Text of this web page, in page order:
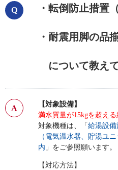
・転倒防止措置
・耐震用脚の品
について教えて
【対象設備】
満水質量が15kgを超え
対象機種は、「 給湯設
（電気温水器、貯湯ユ
内 」をご参照願います。
【対応方法】